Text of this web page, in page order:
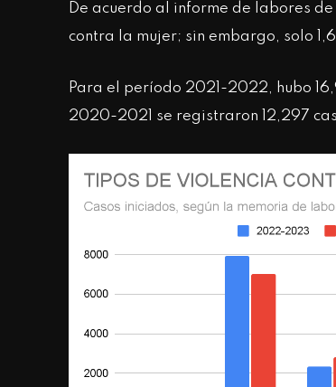
De acuerdo al informe de labores
contra la mujer; sin embargo, solo
Para el período 2021-2022, hubo
2020-2021 se registraron 12,297